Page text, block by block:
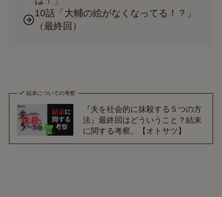
10話「大輔の絵がなくなってる！？」
（最終回）
結末についての考察
『夫を社会的に抹殺する５つの方
法』最終回はどういうこと？結末
に関する考察。【オトサツ】